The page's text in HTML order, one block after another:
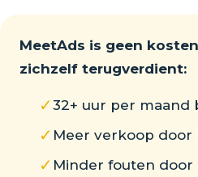
MeetAds is geen
zichzelf terugverdient:
✓32+ uur per maand
✓ Meer verkoop
✓ Minder fouten door